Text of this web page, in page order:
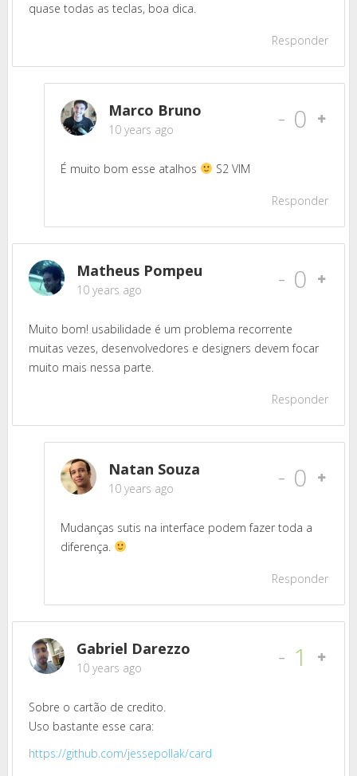
quase todas as teclas, boa dica.
Responder
Marco Bruno
10 years ago - 0
É muito bom esse atalhos S2 VIM
Responder
Matheus Pompeu
10 years ago - 0
Muito bom! usabilidade é um problema recorrente
muitas vezes, desenvolvedores e designers devem focar
muito mais nessa parte.
Responder
Natan Souza
10 years ago - 0
Mudanças sutis na interface podem fazer toda a
diferença.
Responder
Gabriel Darezzo
10 years ago - 1
Sobre o cartão de credito.
Uso bastante esse cara:
https://github.com/jessepollak/card